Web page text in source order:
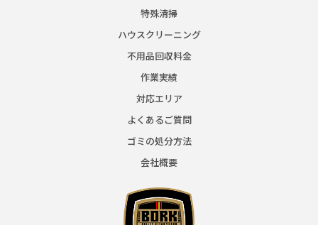
特殊清掃
ハウスクリーニング
不用品回収料金
作業実績
対応エリア
よくあるご質問
ゴミの処分方法
会社概要